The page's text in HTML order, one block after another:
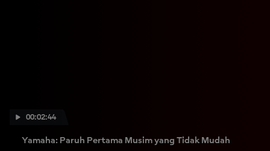
00:02:44
Yamaha: Paruh Pertama Musim yang Tidak Mudah